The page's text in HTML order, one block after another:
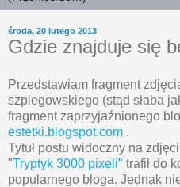
środa, 20 lutego 2013
Gdzie znajduje się
Przedstawiam fragment
szpiegowskiego (stąd słaba
fragment zaprzyjaźnionego
estetki.blogspot.com .
Tytuł postu widoczny na
"Tryptyk 3000 pixeli" trafił do
popularnego bloga. Jednak